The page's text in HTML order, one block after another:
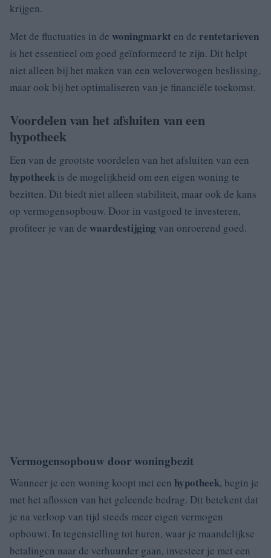
krijgen.
Met de fluctuaties in de woningmarkt en de rentetarieven
is het essentieel om goed geïnformeerd te zijn. Dit helpt
niet alleen bij het maken van een weloverwogen beslissing,
maar ook bij het optimaliseren van je financiële toekomst.
Voordelen van het afsluiten van een
hypotheek
Een van de grootste voordelen van het afsluiten van een
hypotheek is de mogelijkheid om een eigen woning te
bezitten. Dit biedt niet alleen stabiliteit, maar ook de kans
op vermogensopbouw. Door in vastgoed te investeren,
profiteer je van de waardestijging van onroerend goed.
Vermogensopbouw door woningbezit
Wanneer je een woning koopt met een hypotheek, begin je
met het aflossen van het geleende bedrag. Dit betekent dat
je na verloop van tijd steeds meer eigen vermogen
opbouwt. In tegenstelling tot huren, waar je maandelijkse
betalingen naar de verhuurder gaan, investeer je met een